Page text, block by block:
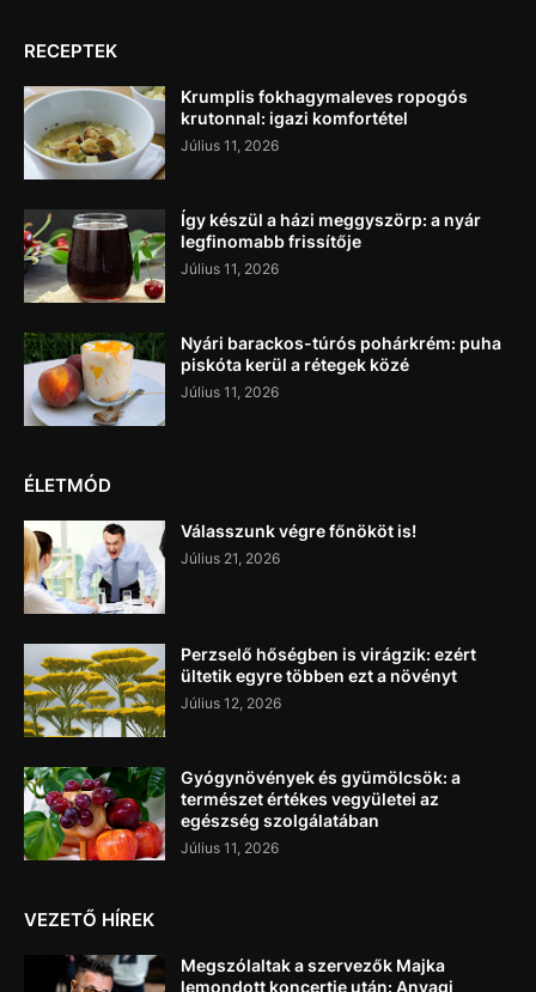
RECEPTEK
Krumplis fokhagymaleves ropogós
krutonnal: igazi komfortétel
Július 11, 2026
Így készül a házi meggyszörp: a nyár
legfinomabb frissítője
Július 11, 2026
Nyári barackos-túrós pohárkrém: puha
piskóta kerül a rétegek közé
Július 11, 2026
ÉLETMÓD
Válasszunk végre főnököt is!
Július 21, 2026
Perzselő hőségben is virágzik: ezért
ültetik egyre többen ezt a növényt
Július 12, 2026
Gyógynövények és gyümölcsök: a
természet értékes vegyületei az
egészség szolgálatában
Július 11, 2026
VEZETŐ HÍREK
Megszólaltak a szervezők Majka
lemondott koncertje után: Anyagi